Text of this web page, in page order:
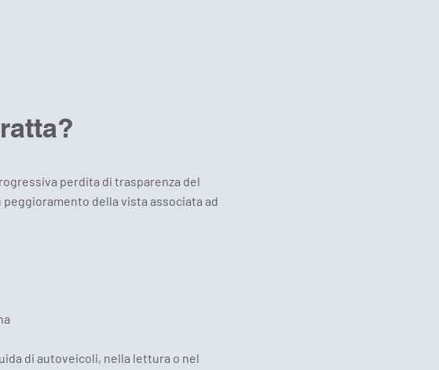
perdita di trasparenza del
della vista associata ad
di autoveicoli, nella lettura o nel